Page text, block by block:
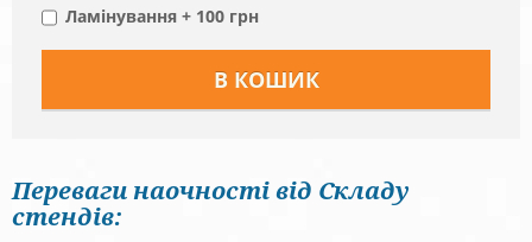
Ламінування + 100 грн
Переваги наочності від Складу
стендів: